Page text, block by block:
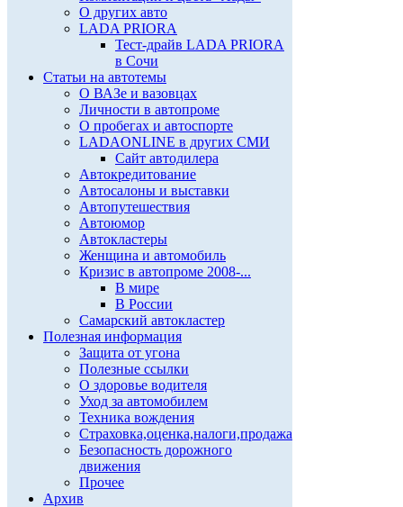
О других авто
LADA PRIORA
Тест-драйв LADA PRIORA
в Сочи
Статьи на автотемы
О ВАЗе и вазовцах
Личности в автопроме
О пробегах и автоспорте
LADAONLINE в других СМИ
Сайт автодилера
Автокредитование
Автосалоны и выставки
Автопутешествия
Автоюмор
Автокластеры
Женщина и автомобиль
Кризис в автопроме 2008-...
В мире
В России
Самарский автокластер
Полезная информация
Защита от угона
Полезные ссылки
О здоровье водителя
Уход за автомобилем
Техника вождения
Страховка,оценка,налоги,продажа
Безопасность дорожного
движения
Прочее
Архив